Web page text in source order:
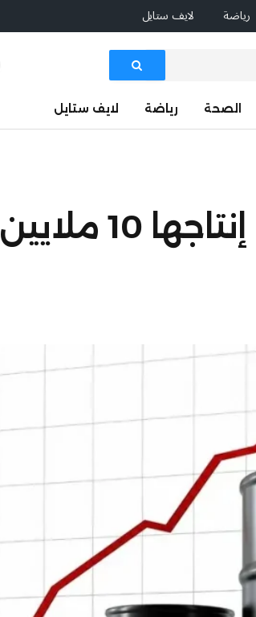
رياضة لايف ستايل
الصحة رياضة لايف ستايل
«الطاقة الدولية»: دول الخليج خفّضت إنتاجها 10 ملايين